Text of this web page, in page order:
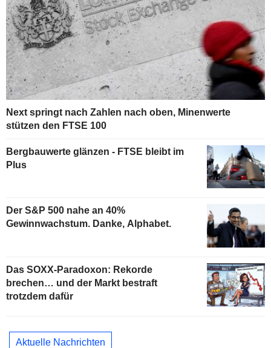
Next springt nach Zahlen nach oben, Minenwerte
stützen den FTSE 100
Bergbauwerte glänzen - FTSE bleibt im
Plus
Der S&P 500 nahe an 40%
Gewinnwachstum. Danke, Alphabet.
Das SOXX-Paradoxon: Rekorde
brechen… und der Markt bestraft
trotzdem dafür
Aktuelle Nachrichten